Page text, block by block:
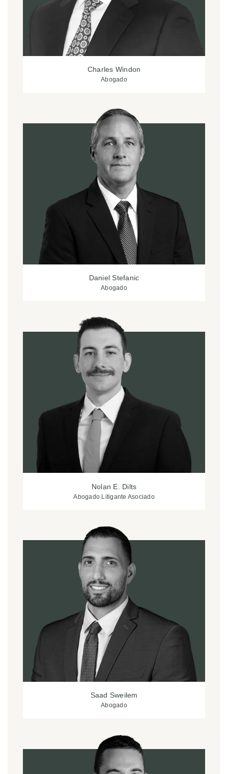
Charles Windon
Abogado
Daniel Stefanic
Abogado
Nolan E. Dilts
Abogado Litigante Asociado
Saad Sweilem
Abogado